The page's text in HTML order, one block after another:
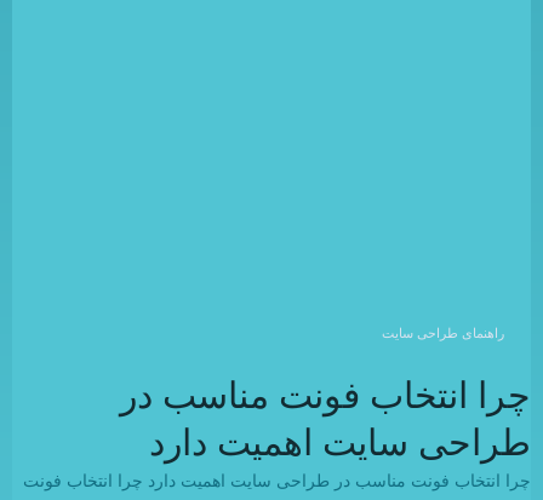
راهنمای طراحی سایت
چرا انتخاب فونت مناسب در
طراحی سایت اهمیت دارد
چرا انتخاب فونت مناسب در طراحی سایت اهمیت دارد چرا انتخاب فونت